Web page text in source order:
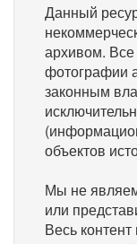
Данный
архивом.
фотографии
законным
объектов
Мы не
или
Весь